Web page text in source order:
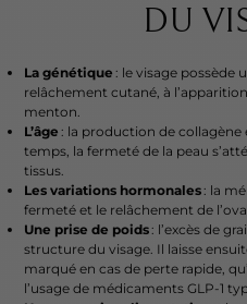
DU
La génétique : le visage possède
relâchement cutané, à
menton.
L’âge : la production de collagène
temps, la fermeté de la peau
tissus.
Les variations hormonales: la
fermeté et le relâchement de
Une prise de poids: l’excès de
structure du visage. Il laisse
marqué en cas de perte rapide,
l’usage de médicaments GLP-1